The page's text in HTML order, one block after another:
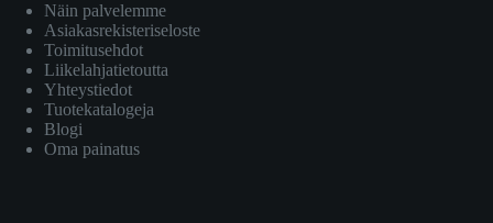
Näin palvelemme
Asiakasrekisteriseloste
Toimitusehdot
Liikelahjatietoutta
Yhteystiedot
Tuotekatalogeja
Blogi
Oma painatus